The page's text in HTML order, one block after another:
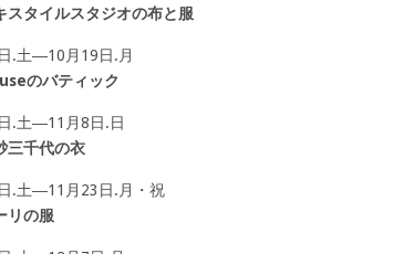
スタイルスタジオの布と服
.土―10月19日.月
のバティック
.土―11月8日.日
三千代の衣
.土―11月23日.月・祝
リの服